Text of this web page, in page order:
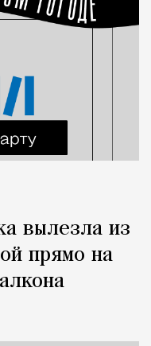
вылезла из
прямо на